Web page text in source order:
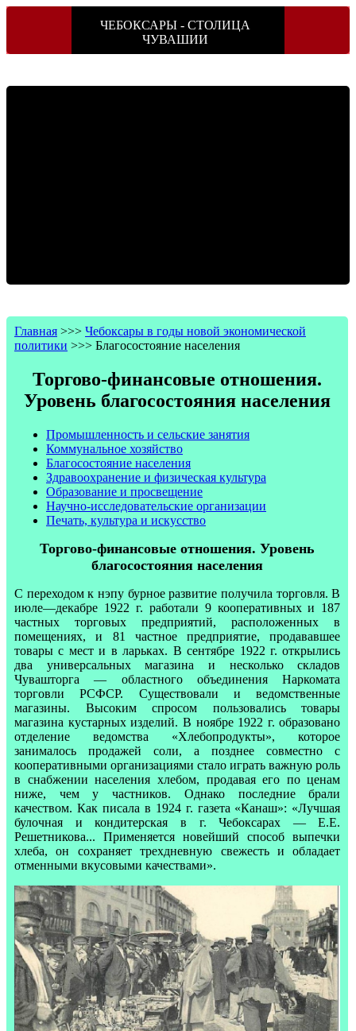
ЧЕБОКСАРЫ - СТОЛИЦА
ЧУВАШИИ
Главная >>> Чебоксары в годы новой экономической
политики >>> Благосостояние населения
Торгово-финансовые отношения.
Уровень благосостояния населения
Промышленность и сельские занятия
Коммунальное хозяйство
Благосостояние населения
Здравоохранение и физическая культура
Образование и просвещение
Научно-исследовательские организации
Печать, культура и искусство
Торгово-финансовые отношения. Уровень
благосостояния населения
С переходом к нэпу бурное развитие получила торговля. В
июле—декабре 1922 г. работали 9 кооперативных и 187
частных торговых предприятий, расположенных в
помещениях, и 81 частное предприятие, продававшее
товары с мест и в ларьках. В сентябре 1922 г. открылись
два универсальных магазина и несколько складов
Чувашторга — областного объединения Наркомата
торговли РСФСР. Существовали и ведомственные
магазины. Высоким спросом пользовались товары
магазина кустарных изделий. В ноябре 1922 г. образовано
отделение ведомства «Хлебопродукты», которое
занималось продажей соли, а позднее совместно с
кооперативными организациями стало играть важную роль
в снабжении населения хлебом, продавая его по ценам
ниже, чем у частников. Однако последние брали
качеством. Как писала в 1924 г. газета «Канаш»: «Лучшая
булочная и кондитерская в г. Чебоксарах — Е.Е.
Решетникова... Применяется новейший способ выпечки
хлеба, он сохраняет трехдневную свежесть и обладает
отменными вкусовыми качествами».